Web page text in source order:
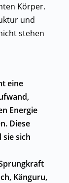
Körper.
und
stehen
eine
Energie
Diese
sie sich
Känguru,